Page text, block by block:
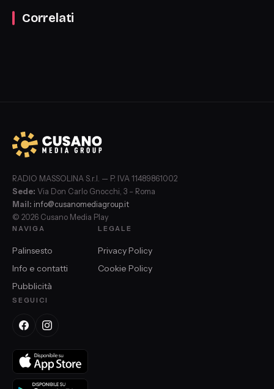
Correlati
RADIO MASSOLINA S.r.l. — P. IVA 11489861002
Sede: Via Don Carlo Gnocchi, 3 – Roma
Mail: info@cusanomediagroup.it
© 2026 Cusano Media Play
NAVIGA
Palinsesto
Info e contatti
Pubblicità
LEGALE
Privacy Policy
Cookie Policy
SEGUICI